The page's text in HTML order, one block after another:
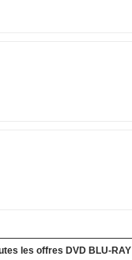
les offres DVD BLU-RAY